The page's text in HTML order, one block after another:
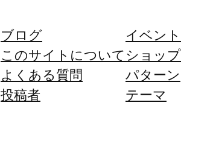
ブログ
このサイトについて
よくある質問
投稿者
イベント
ショップ
パターン
テーマ